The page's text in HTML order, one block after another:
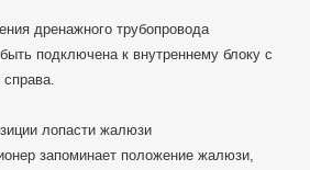
дренажного трубопровода
подключена к внутреннему блоку с
лопасти жалюзи
запоминает положение жалюзи,